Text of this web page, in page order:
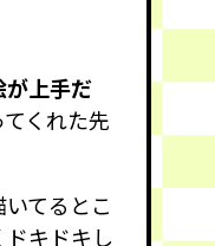
が上手だ
くれた先
てるとこ
キドキし